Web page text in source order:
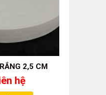
2,5 CM
hệ